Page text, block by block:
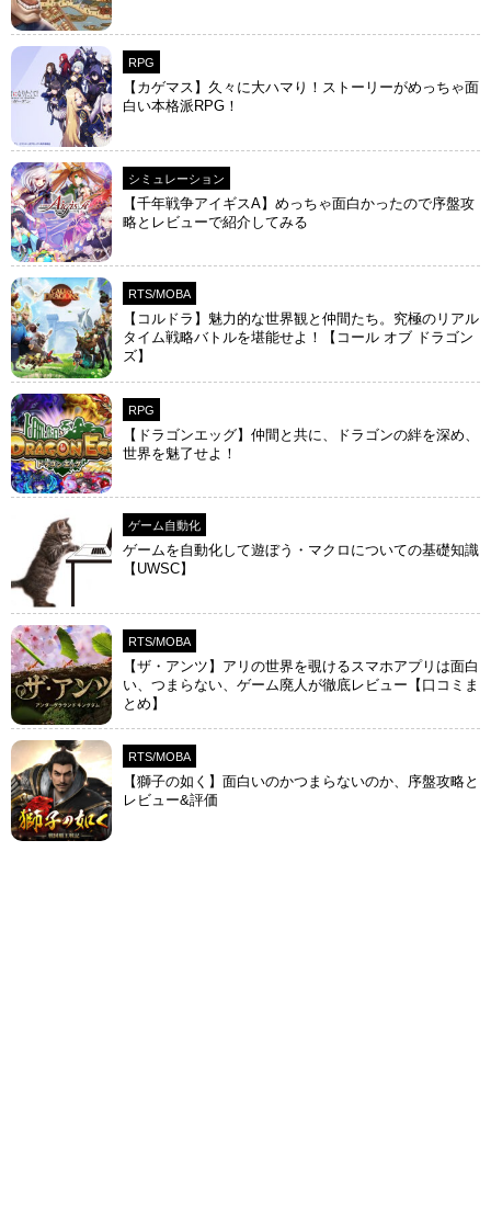
RPG
【カゲマス】久々に大ハマり！ストーリーがめっちゃ面
白い本格派RPG！
シミュレーション
【千年戦争アイギスA】めっちゃ面白かったので序盤攻
略とレビューで紹介してみる
RTS/MOBA
【コルドラ】魅力的な世界観と仲間たち。究極のリアル
タイム戦略バトルを堪能せよ！【コール オブ ドラゴン
ズ】
RPG
【ドラゴンエッグ】仲間と共に、ドラゴンの絆を深め、
世界を魅了せよ！
ゲーム自動化
ゲームを自動化して遊ぼう・マクロについての基礎知識
【UWSC】
RTS/MOBA
【ザ・アンツ】アリの世界を覗けるスマホアプリは面白
い、つまらない、ゲーム廃人が徹底レビュー【口コミま
とめ】
RTS/MOBA
【獅子の如く】面白いのかつまらないのか、序盤攻略と
レビュー&評価